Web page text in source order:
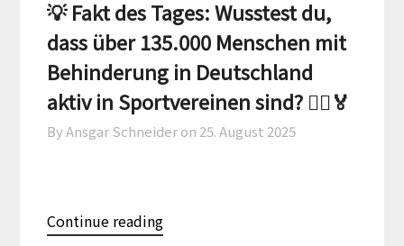
💡 Fakt des Tages: Wusstest du,
dass über 135.000 Menschen mit
Behinderung in Deutschland
aktiv in Sportvereinen sind? 🏃‍♀️🏅
By Ansgar Schneider on 25. August 2025
Continue reading